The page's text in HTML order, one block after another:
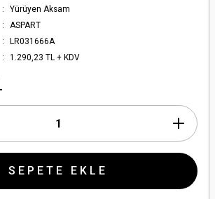
Yürüyen Aksam
ASPART
LR031666A
1.290,23 TL + KDV
SEPETE EKLE